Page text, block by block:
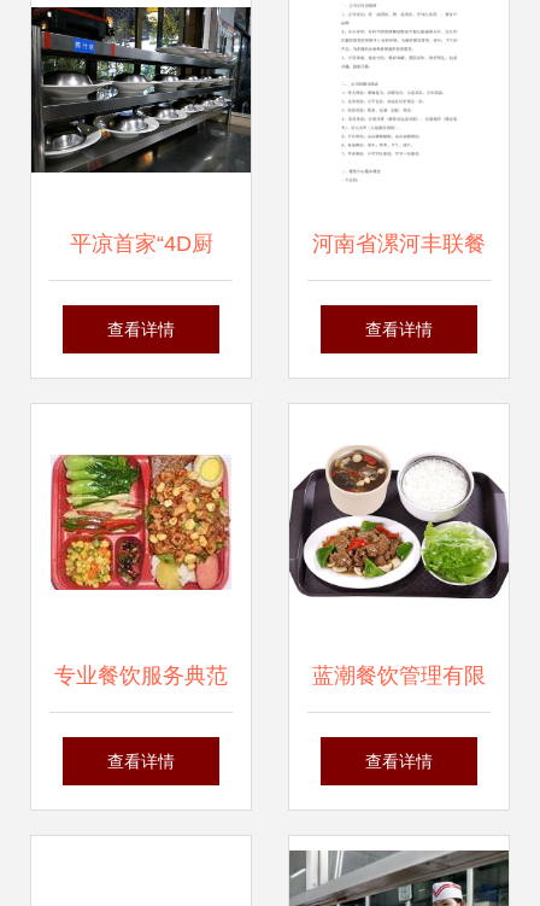
平凉首家“4D厨
房”顺利通过验收，
尚
查看详情
河南省漯河丰联餐
饮管理有限公司员
查看详情
专业餐饮服务典范
福州亿鑫祥餐饮管
查看详情
蓝潮餐饮管理有限
公司 引领行业新潮
管理体系
查看详情